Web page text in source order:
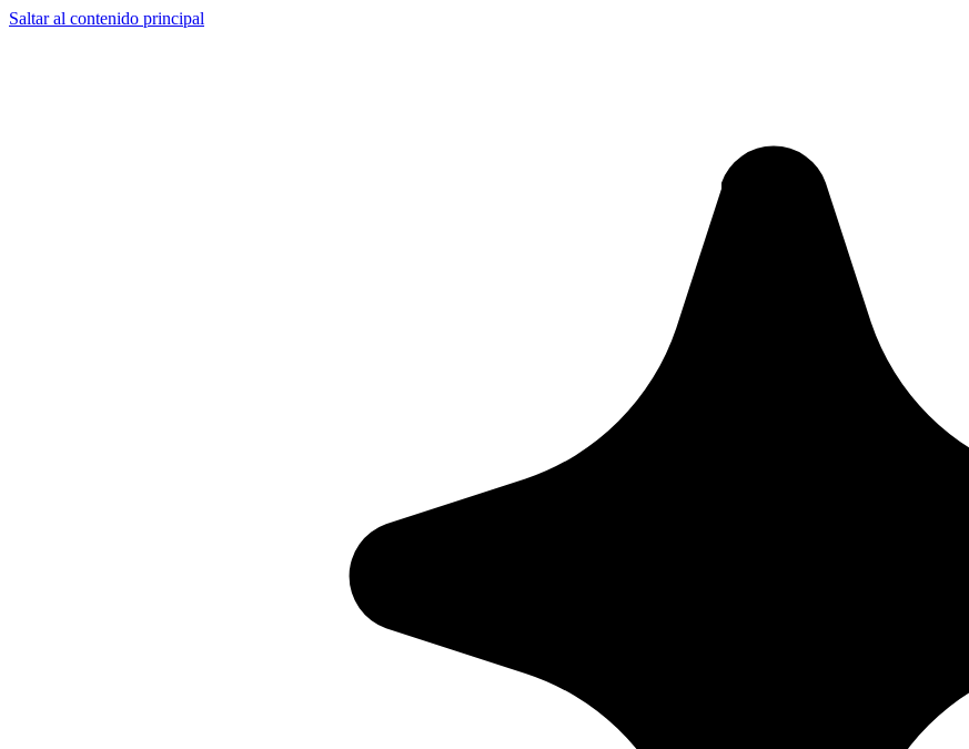
Saltar al contenido principal